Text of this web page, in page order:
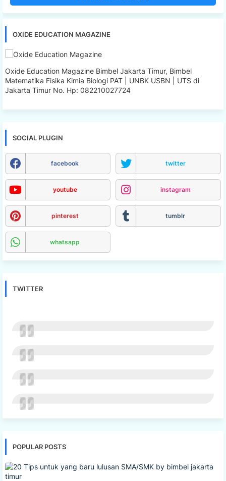
OXIDE EDUCATION MAGAZINE
Oxide Education Magazine Bimbel Jakarta Timur, Bimbel
Matematika Fisika Kimia Biologi PAT | UNBK USBN | UTS di
Jakarta Timur No. Hp: 082210027724
SOCIAL PLUGIN
facebook twitter
youtube instagram
pinterest tumblr
whatsapp
TWITTER
POPULAR POSTS